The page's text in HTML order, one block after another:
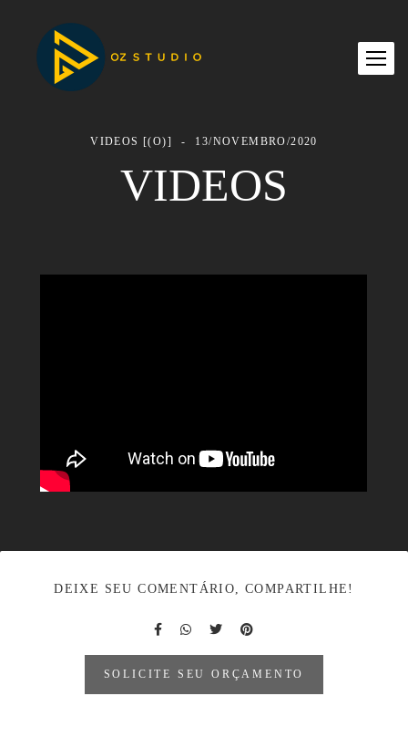
VIDEOS [(O)] 13/NOVEMBRO/2020
VIDEOS
DEIXE SEU COMENTÁRIO, COMPARTILHE!
SOLICITE SEU ORÇAMENTO